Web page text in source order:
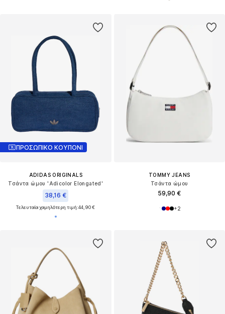
ΠΡΟΣΩΠΙΚΟ ΚΟΥΠΟΝΙ
ADIDAS ORIGINALS
Τσάντα ώμου 'Adicolor Elongated'
38,16 €
Τελευταία χαμηλότερη τιμή:44,90 €
TOMMY JEANS
Τσάντα ώμου
59,90 €
+2